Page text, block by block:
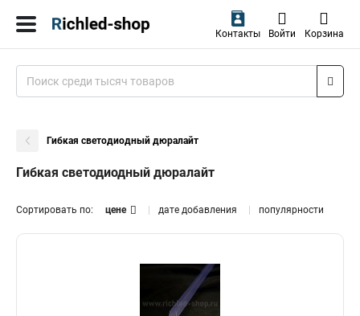
Контакты Войти Корзина
Гибкая светодиодный дюралайт
Гибкая светодиодный дюралайт
Сортировать по: цене дате добавления популярности